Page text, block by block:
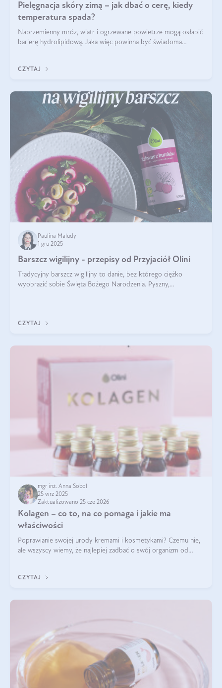
Pielęgnacja skóry zimą – jak dbać o cerę, kiedy
temperatura spada?
Naprzemienny mróz, wiatr i ogrzewane powietrze mogą osłabić
barierę hydrolipidową. Jaka więc powinna być świadoma
CZYTAJ
Paulina Maludy
1 gru 2025
Barszcz wigilijny - przepisy od Przyjaciół Olini
Tradycyjny barszcz wigilijny to danie, bez którego ciężko
wyobrazić sobie Święta Bożego Narodzenia. Pyszny,
CZYTAJ
mgr inż. Anna Sobol
25 wrz 2025
Zaktualizowano 25 cze 2026
Kolagen – co to, na co pomaga i jakie ma
właściwości
Poprawianie swojej urody kremami i kosmetykami? Czemu nie,
ale wszyscy wiemy, że najlepiej zadbać o swój organizm od
wysokiej jakości suplem
CZYTAJ